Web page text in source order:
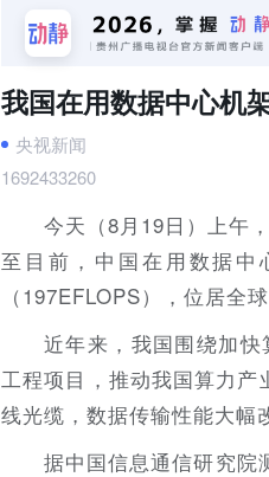
我国在用数据中心机
央视新闻
1692433260
今天（8月19日）上午
至目前，中国在用数据
（197EFLOPS），位居全
近年来，我国围绕加
工程项目，推动我国算力
线光缆，数据传输性能大幅
据中国信息通信研究院